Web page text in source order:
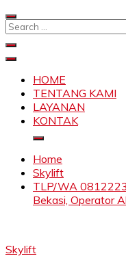
Skip
to
Search
SKYLIFTHOME
TENTANG KAMI
LAYANAN
KONTAK
Home
Skylift
TLP/WA
Bekasi, Operator
Skylift